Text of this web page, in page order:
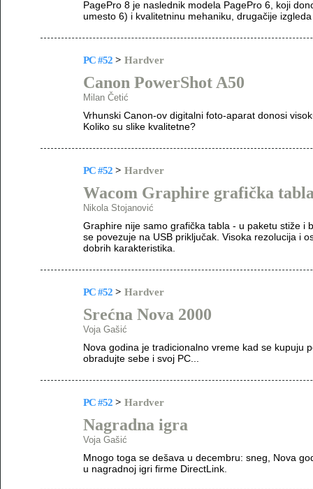
PagePro 8 je naslednik modela PagePro 6, koji
umesto 6) i kvalitetninu mehaniku, drugačije
PC #52 > Hardver
Canon PowerShot A50
Milan Četić
Vrhunski Canon-ov digitalni foto-aparat donosi
Koliko su slike kvalitetne?
PC #52 > Hardver
Wacom Graphire grafička
Nikola Stojanović
Graphire nije samo grafička tabla - u paketu stiže i
se povezuje na USB priključak. Visoka rezolucija i
dobrih karakteristika.
PC #52 > Hardver
Srećna Nova 2000
Voja Gašić
Nova godina je tradicionalno vreme kad se kupuju
obradujte sebe i svoj PC...
PC #52 > Hardver
Nagradna igra
Voja Gašić
Mnogo toga se dešava u decembru: sneg, Nova
u nagradnoj igri firme DirectLink.